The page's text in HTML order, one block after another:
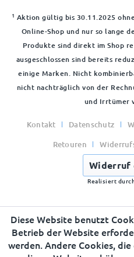
1 Aktion gültig bis 30.11.2025
Online-Shop und nur so lange
Produkte sind direkt im Shop
ausgeschlossen sind bereits
einige Marken. Nicht
nicht nachträglich von der
und Irrtümer
Kontakt Datenschutz
Retouren
Widerruf
Realisiert
Diese Website benutzt
Betrieb der Website
werden. Andere Cookies,